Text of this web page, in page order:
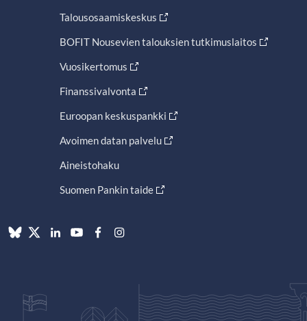
Talousosaamiskeskus
BOFIT Nousevien talouksien tutkimuslaitos
Vuosikertomus
Finanssivalvonta
Euroopan keskuspankki
Avoimen datan palvelu
Aineistohaku
Suomen Pankin taide